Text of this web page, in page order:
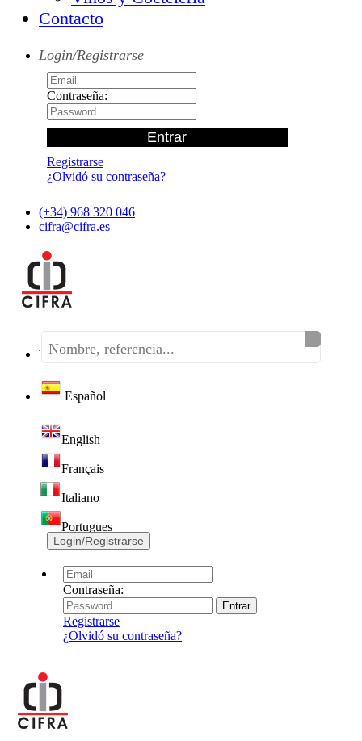
Contacto
Login/Registrarse
Contraseña:
Registrarse
¿Olvidó su contraseña?
(+34) 968 320 046
cifra@cifra.es
Teléfono:(+34) 968 320 046
Español
English
Français
Italiano
Portugues
Login/Registrarse
Contraseña:
Registrarse
¿Olvidó su contraseña?